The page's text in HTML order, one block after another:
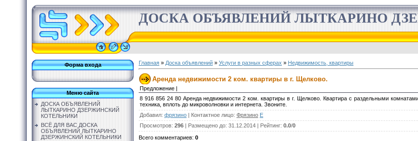
ДОСКА ОБЪЯВЛЕНИЙ ЛЫТКАРИНО
Форма входа
Меню сайта
ДОСКА ОБЪЯВЛЕНИЙ
ЛЫТКАРИНО ДЗЕРЖИНСКИЙ
КОТЕЛЬНИКИ
ВСЁ ДЛЯ ВАС ДОСКА
ОБЪЯВЛЕНИЙ ЛЫТКАРИНО
ДЗЕРЖИНСКИЙ КОТЕЛЬНИКИ
Главная » Доска объявлений » Услуги в разных сферах » Недвижимость, квартиры
Аренда недвижимости 2 ком. квартиры в г. Щелково.
Предложение |
8 916 856 24 80 Аренда недвижимости 2 ком. квартиры в г. Щелково. Квартира с раздельными
техника, вплоть до микроволновки и интернета. Звоните.
Добавил: фрязино | Контактное лицо: Фрязино E
Просмотров: 296 | Размещено до: 31.12.2014 | Рейтинг: 0.0/0
Всего комментариев: 0